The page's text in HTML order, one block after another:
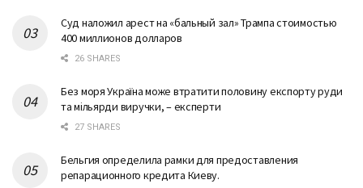
Суд наложил арест на «бальный зал» Трампа стоимостью
400 миллионов долларов
26 SHARES
Без моря Україна може втратити половину експорту руди
та мільярди виручки, – експерти
27 SHARES
Бельгия определила рамки для предоставления
репарационного кредита Киеву.